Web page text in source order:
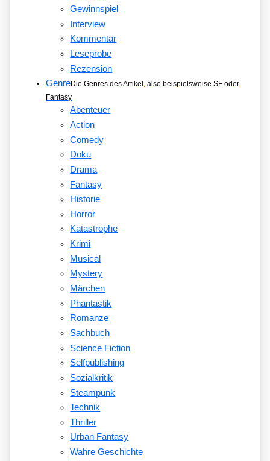
Gewinnspiel
Interview
Kommentar
Leseprobe
Rezension
GenreDie Genres des Artikel, also beispielsweise SF oder
Fantasy
Abenteuer
Action
Comedy
Doku
Drama
Fantasy
Historie
Horror
Katastrophe
Krimi
Musical
Mystery
Märchen
Phantastik
Romanze
Sachbuch
Science Fiction
Selfpublishing
Sozialkritik
Steampunk
Technik
Thriller
Urban Fantasy
Wahre Geschichte